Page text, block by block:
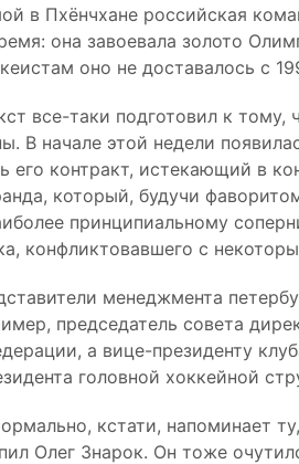
в Пхёнчхане российская
она завоевала золото
оно не доставалось с
все-таки подготовил к тому,
В начале этой недели
его контракт, истекающий в
который, будучи
принципиальному
конфликтовавшего с
менеджмента
председатель совета
а вице-президенту
головной хоккейной
кстати, напоминает
Олег Знарок. Он тоже